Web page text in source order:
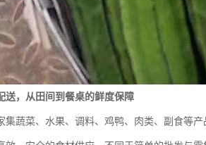
送，从田间到餐桌的鲜度保障
集蔬菜、水果、调料、鸡鸭、肉类、副食等